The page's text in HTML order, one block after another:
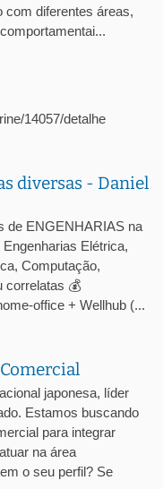
com diferentes áreas,
14057/detalhe
diversas - Daniel
de ENGENHARIAS na
Elétrica,
Computação,
correlatas 💰
office + Wellhub (...
japonesa, líder
Estamos buscando
para integrar
na área
o seu perfil? Se